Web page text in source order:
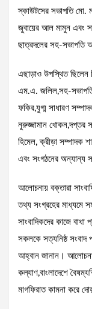
স্কাউটসের সভাপতি মো.
জুবায়ের আল মামুন এবং
ছাত্রদলের সহ-সভাপতি
এছাড়াও উপস্থিত ছিলেন
এম.এ. জলিল,সহ-সভাপতি
ফকির,যুগ্ম সাধারণ
নুরুজ্জামান খোকন,দপ্তর
হিমেল, ক্রীড়া সম্পাদক
এবং সংগঠনের অন্যান্য
আলোচনায় বক্তারা
তথ্য সংগ্রহের মাধ্যমে
সাংবাদিকদের কাজে বাধা
সকলকে সত্যনিষ্ঠ সংবাদ
আহ্বান জানান। আলোচনা
কল্যাণ,বাংলাদেশে
মাগফিরাত কামনা করে